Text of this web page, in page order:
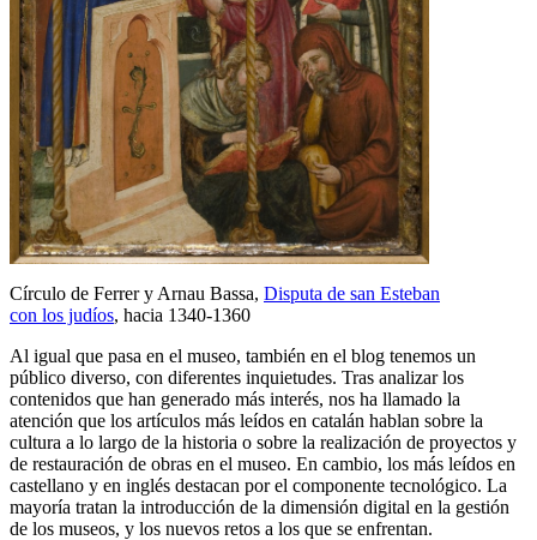
Círculo de Ferrer y Arnau Bassa, Disputa de san Esteban
con los judíos, hacia 1340-1360
Al igual que pasa en el museo, también en el blog tenemos un
público diverso, con diferentes inquietudes. Tras analizar los
contenidos que han generado más interés, nos ha llamado la
atención que los artículos más leídos en catalán hablan sobre la
cultura a lo largo de la historia o sobre la realización de proyectos y
de restauración de obras en el museo. En cambio, los más leídos en
castellano y en inglés destacan por el componente tecnológico. La
mayoría tratan la introducción de la dimensión digital en la gestión
de los museos, y los nuevos retos a los que se enfrentan.